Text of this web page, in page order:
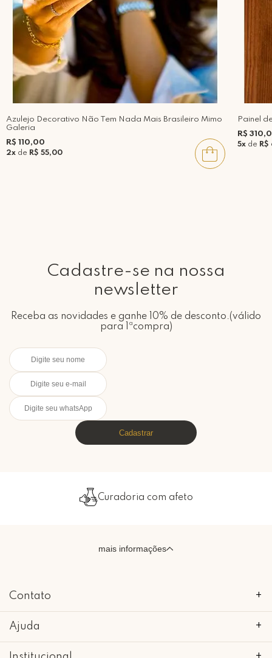
Azulejo Decorativo Não Tem Nada Mais Brasileiro Mimo
Galeria
R$ 110,00
2x de R$ 55,00
Painel
R$
5xde R$
Cadastre-se na nossa
newsletter
Receba as novidades e ganhe 10% de desconto.(válido
para 1ªcompra)
Cadastrar
Curadoria com afeto
mais informações
Contato +
Ajuda +